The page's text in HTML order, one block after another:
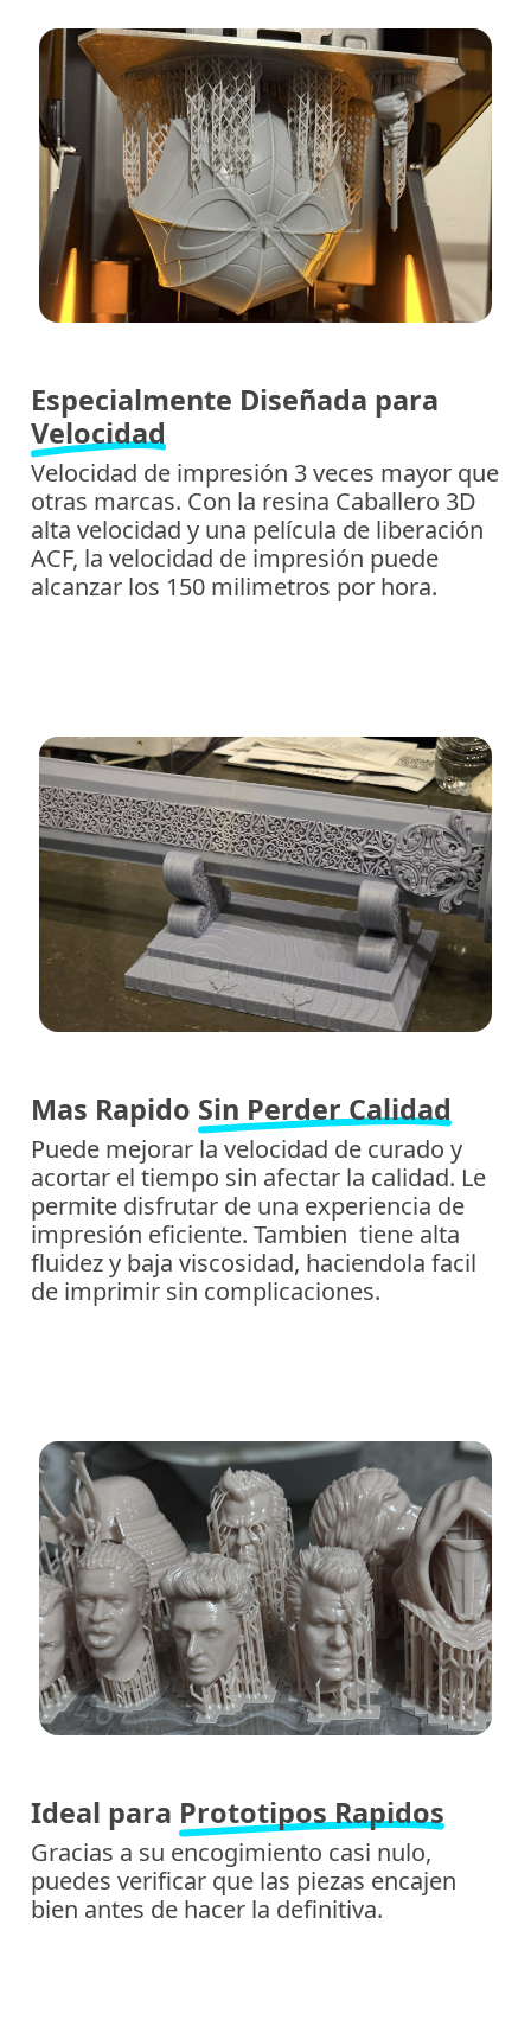
Especialmente Diseñada para
Velocidad
Velocidad de impresión 3 veces mayor que
otras marcas. Con la resina Caballero 3D
alta velocidad y una película de liberación
ACF, la velocidad de impresión puede
alcanzar los 150 milimetros por hora.
Mas Rapido Sin Perder Calidad
Puede mejorar la velocidad de curado y
acortar el tiempo sin afectar la calidad. Le
permite disfrutar de una experiencia de
impresión eficiente. Tambien tiene alta
fluidez y baja viscosidad, haciendola facil
de imprimir sin complicaciones.
Ideal para Prototipos Rapidos
Gracias a su encogimiento casi nulo,
puedes verificar que las piezas encajen
bien antes de hacer la definitiva.